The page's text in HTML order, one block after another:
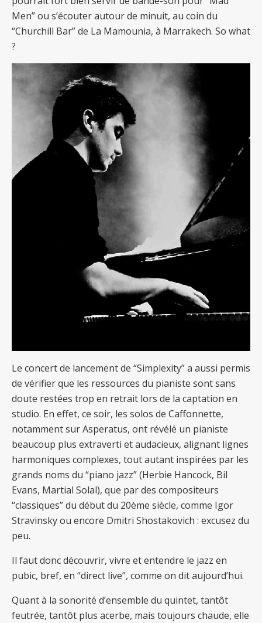
Men” ou s’écouter autour de minuit, au coin du
“Churchill Bar” de La Mamounia, à Marrakech. So what
?
Le concert de lancement de “Simplexity” a aussi permis
de vérifier que les ressources du pianiste sont sans
doute restées trop en retrait lors de la captation en
studio. En effet, ce soir, les solos de Caffonnette,
notamment sur Asperatus, ont révélé un pianiste
beaucoup plus extraverti et audacieux, alignant lignes
harmoniques complexes, tout autant inspirées par les
grands noms du “piano jazz” (Herbie Hancock, Bil
Evans, Martial Solal), que par des compositeurs
“classiques” du début du 20ème siècle, comme Igor
Stravinsky ou encore Dmitri Shostakovich : excusez du
peu.
Il faut donc découvrir, vivre et entendre le jazz en
pubic, bref, en “direct live”, comme on dit aujourd’hui.
Quant à la sonorité d’ensemble du quintet, tantôt
feutrée, tantôt plus acerbe, mais toujours chaude, elle